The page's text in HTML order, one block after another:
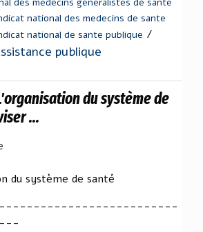
national des medecins de sante
national de sante publique /
publique
du système de
...
du système de santé